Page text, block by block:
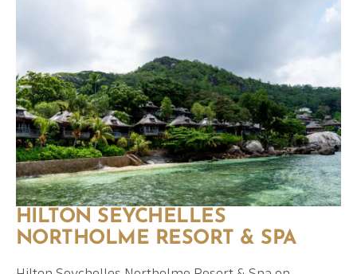
HILTON SEYCHELLES
NORTHOLME RESORT & SPA